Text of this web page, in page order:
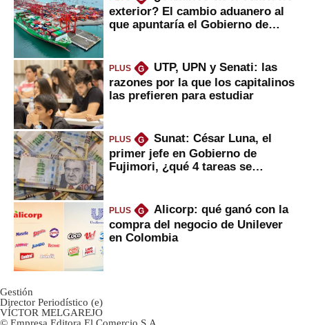
exterior? El cambio aduanero al
que apuntaría el Gobierno de
PLUS G
UTP, UPN y Senati: las
razones por la que los capitalinos
las prefieren para estudiar
PLUS G
Sunat: César Luna, el
primer jefe en Gobierno de
Fujimori, ¿qué 4 tareas se
PLUS G
Alicorp: qué ganó con la
compra del negocio de Unilever
en Colombia
Gestión
Director Periodístico (e)
VÍCTOR MELGAREJO